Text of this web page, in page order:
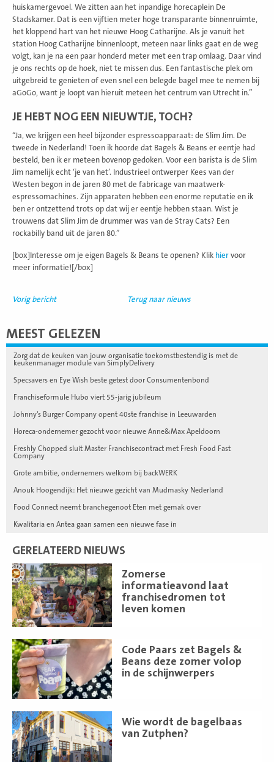
huiskamergevoel. We zitten aan het inpandige horecaplein De
Stadskamer. Dat is een vijftien meter hoge transparante binnenruimte,
het kloppend hart van het nieuwe Hoog Catharijne. Als je vanuit het
station Hoog Catharijne binnenloopt, meteen naar links gaat en de weg
volgt, kan je na een paar honderd meter met een trap omlaag. Daar vind
je ons rechts op de hoek, niet te missen dus. Een fantastische plek om
uitgebreid te genieten of even snel een belegde bagel mee te nemen bij
aGoGo, want je loopt van hieruit meteen het centrum van Utrecht in.”
JE HEBT NOG EEN NIEUWTJE, TOCH?
“Ja, we krijgen een heel bijzonder espressoapparaat: de Slim Jim. De
tweede in Nederland! Toen ik hoorde dat Bagels & Beans er eentje had
besteld, ben ik er meteen bovenop gedoken. Voor een barista is de Slim
Jim namelijk echt ‘je van het’. Industrieel ontwerper Kees van der
Westen begon in de jaren 80 met de fabricage van maatwerk-
espressomachines. Zijn apparaten hebben een enorme reputatie en ik
ben er ontzettend trots op dat wij er eentje hebben staan. Wist je
trouwens dat Slim Jim de drummer was van de Stray Cats? Een
rockabilly band uit de jaren 80.”
[box]Interesse om je eigen Bagels & Beans te openen? Klik hier voor
meer informatie![/box]
Vorig bericht Terug naar nieuws
MEEST GELEZEN
Zorg dat de keuken van jouw organisatie toekomstbestendig is met de
keukenmanager module van SimplyDelivery
Specsavers en Eye Wish beste getest door Consumentenbond
Franchiseformule Hubo viert 55-jarig jubileum
Johnny’s Burger Company opent 40ste franchise in Leeuwarden
Horeca-ondernemer gezocht voor nieuwe Anne&Max Apeldoorn
Freshly Chopped sluit Master Franchisecontract met Fresh Food Fast
Company
Grote ambitie, ondernemers welkom bij backWERK
Anouk Hoogendijk: Het nieuwe gezicht van Mudmasky Nederland
Food Connect neemt branchegenoot Eten met gemak over
Kwalitaria en Antea gaan samen een nieuwe fase in
GERELATEERD NIEUWS
Zomerse
informatieavond laat
franchisedromen tot
leven komen
Lees
meer
Code Paars zet Bagels &
Beans deze zomer volop
in de schijnwerpers
Lees
meer
Wie wordt de bagelbaas
van Zutphen?
Lees
meer